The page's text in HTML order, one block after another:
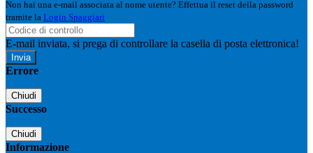
Non hai una e-mail associata al nome utente? Effettua il reset della password
tramite la Login Spaggiari
E-mail inviata, si prega di controllare la casella di posta elettronica!
Errore
Chiudi
Successo
Chiudi
Informazione